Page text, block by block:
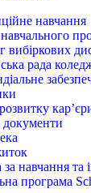
навчання
вибіркових
рада
документи
навчання та
програма